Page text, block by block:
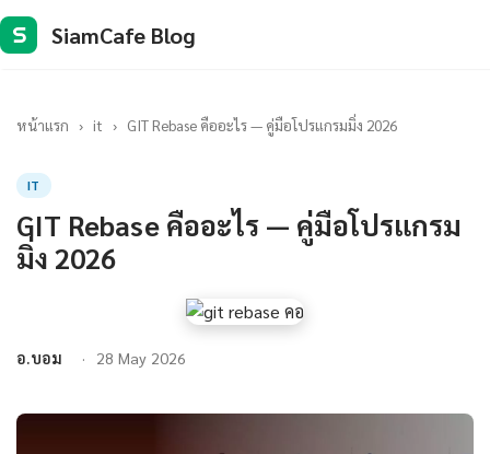
S SiamCafe Blog
หน้าแรก › it › GIT Rebase คืออะไร — คู่มือโปรแกรมมิ่ง 2026
IT
GIT Rebase คืออะไร — คู่มือโปรแกรม
มิ่ง 2026
อ.บอม 28 May 2026